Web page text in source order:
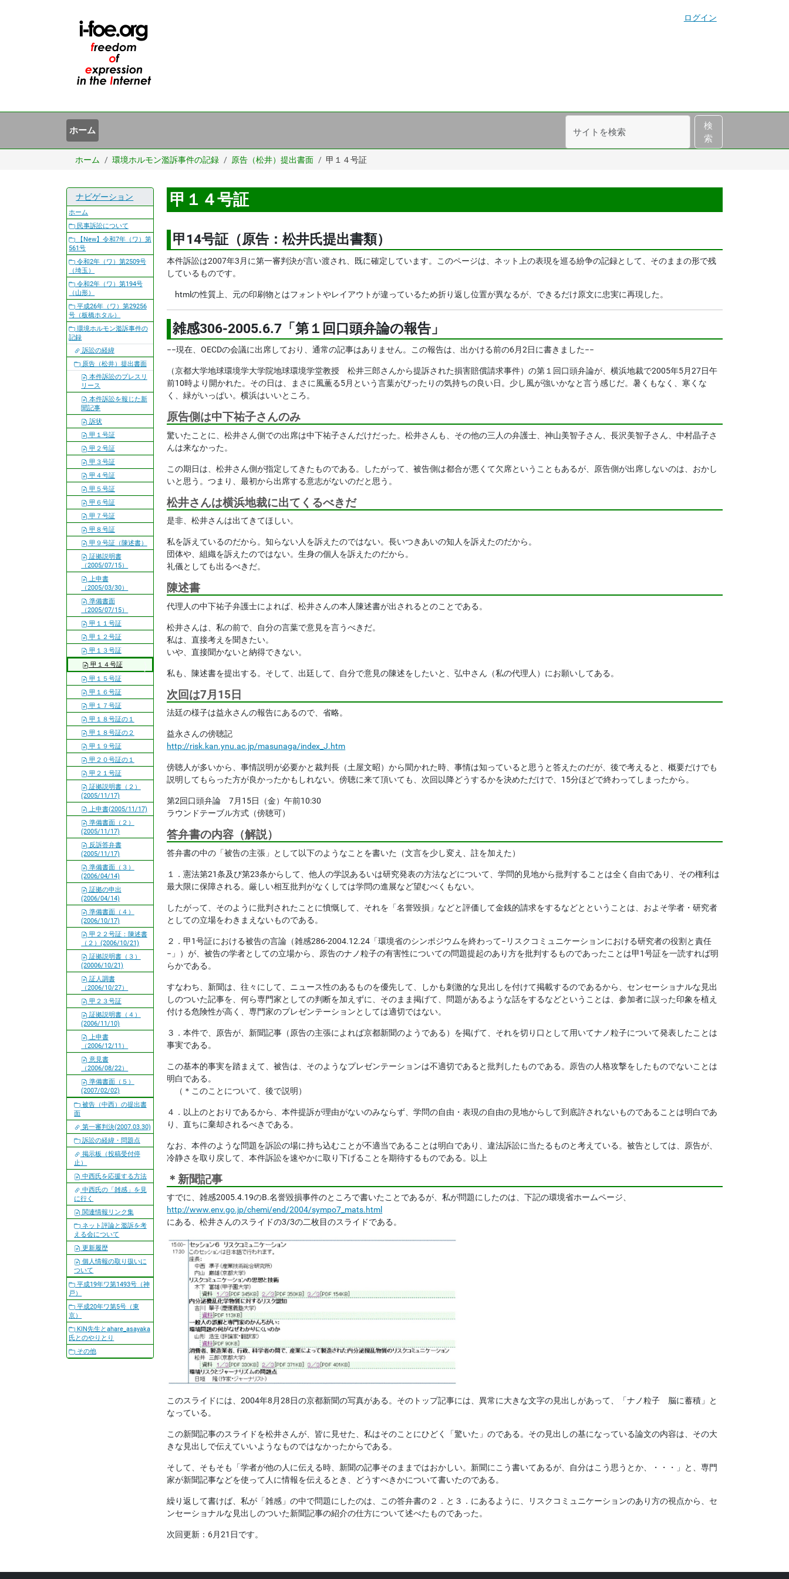
ログイン
ホーム
イ
ト
検
索
細
検
ホーム 環境ホルモン濫訴事件の記録 原告（松井）提出書面 甲１４号証
甲１４号証
甲14号証（原告：松井氏提出書類）
本件訴訟は2007年3月に第一審判決が言い渡され、既に確定しています。このページは、ネット上の表現を巡る紛争の記録として、そのままの形で残
しているものです。
htmlの性質上、元の印刷物とはフォントやレイアウトが違っているため折り返し位置が異なるが、できるだけ原文に忠実に再現した。
雑感306-2005.6.7「第１回口頭弁論の報告」
−−現在、OECDの会議に出席しており、通常の記事はありません。この報告は、出かける前の6月2日に書きました−−
（京都大学地球環境学大学院地球環境学堂教授 松井三郎さんから提訴された損害賠償請求事件）の第１回口頭弁論が、横浜地裁で2005年5月27日午
前10時より開かれた。その日は、まさに風薫る5月という言葉がぴったりの気持ちの良い日。少し風が強いかなと言う感じだ。暑くもなく、寒くな
く、緑がいっぱい。横浜はいいところ。
原告側は中下祐子さんのみ
驚いたことに、松井さん側での出席は中下祐子さんだけだった。松井さんも、その他の三人の弁護士、神山美智子さん、長沢美智子さん、中村晶子さ
んは来なかった。
この期日は、松井さん側が指定してきたものである。したがって、被告側は都合が悪くて欠席ということもあるが、原告側が出席しないのは、おかし
いと思う。つまり、最初から出席する意志がないのだと思う。
松井さんは横浜地裁に出てくるべきだ
是非、松井さんは出てきてほしい。
私を訴えているのだから。知らない人を訴えたのではない。長いつきあいの知人を訴えたのだから。
団体や、組織を訴えたのではない。生身の個人を訴えたのだから。
礼儀としても出るべきだ。
陳述書
代理人の中下祐子弁護士によれば、松井さんの本人陳述書が出されるとのことである。
松井さんは、私の前で、自分の言葉で意見を言うべきだ。
私は、直接考えを聞きたい。
いや、直接聞かないと納得できない。
私も、陳述書を提出する。そして、出廷して、自分で意見の陳述をしたいと、弘中さん（私の代理人）にお願いしてある。
次回は7月15日
法廷の様子は益永さんの報告にあるので、省略。
益永さんの傍聴記
http://risk.kan.ynu.ac.jp/masunaga/index_J.htm
傍聴人が多いから、事情説明が必要かと裁判長（土屋文昭）から聞かれた時、事情は知っていると思うと答えたのだが、後で考えると、概要だけでも
説明してもらった方が良かったかもしれない。傍聴に来て頂いても、次回以降どうするかを決めただけで、15分ほどで終わってしまったから。
第2回口頭弁論 7月15日（金）午前10:30
ラウンドテーブル方式（傍聴可）
答弁書の内容（解説）
答弁書の中の「被告の主張」として以下のようなことを書いた（文言を少し変え、註を加えた）
１．憲法第21条及び第23条からして、他人の学説あるいは研究発表の方法などについて、学問的見地から批判することは全く自由であり、その権利は
最大限に保障される。厳しい相互批判がなくしては学問の進展など望むべくもない。
したがって、そのように批判されたことに憤慨して、それを「名誉毀損」などと評価して金銭的請求をするなどとということは、およそ学者・研究者
としての立場をわきまえないものである。
２．甲1号証における被告の言論（雑感286-2004.12.24「環境省のシンポジウムを終わって−リスクコミュニケーションにおける研究者の役割と責任
−」）が、被告の学者としての立場から、原告のナノ粒子の有害性についての問題提起のあり方を批判するものであったことは甲1号証を一読すれば明
らかである。
すなわち、新聞は、往々にして、ニュース性のあるものを優先して、しかも刺激的な見出しを付けて掲載するのであるから、センセーショナルな見出
しのついた記事を、何ら専門家としての判断を加えずに、そのまま掲げて、問題があるような話をするなどということは、参加者に誤った印象を植え
付ける危険性が高く、専門家のプレゼンテーションとしては適切ではない。
３．本件で、原告が、新聞記事（原告の主張によれば京都新聞のようである）を掲げて、それを切り口として用いてナノ粒子について発表したことは
事実である。
この基本的事実を踏まえて、被告は、そのようなプレゼンテーションは不適切であると批判したものである。原告の人格攻撃をしたものでないことは
明白である。
（＊このことについて、後で説明）
４．以上のとおりであるから、本件提訴が理由がないのみならず、学問の自由・表現の自由の見地からして到底許されないものであることは明白であ
り、直ちに棄却されるべきである。
なお、本件のような問題を訴訟の場に持ち込むことが不適当であることは明白であり、違法訴訟に当たるものと考えている。被告としては、原告が、
冷静さを取り戻して、本件訴訟を速やかに取り下げることを期待するものである。以上
＊新聞記事
すでに、雑感2005.4.19のB.名誉毀損事件のところで書いたことであるが、私が問題にしたのは、下記の環境省ホームページ、
http://www.env.go.jp/chemi/end/2004/sympo7_mats.html
にある、松井さんのスライドの3/3の二枚目のスライドである。
このスライドには、2004年8月28日の京都新聞の写真がある。そのトップ記事には、異常に大きな文字の見出しがあって、「ナノ粒子 脳に蓄積」と
なっている。
この新聞記事のスライドを松井さんが、皆に見せた、私はそのことにひどく「驚いた」のである。その見出しの基になっている論文の内容は、その大
きな見出しで伝えていいようなものではなかったからである。
そして、そもそも「学者が他の人に伝える時、新聞の記事そのままではおかしい。新聞にこう書いてあるが、自分はこう思うとか、・・・」と、専門
家が新聞記事などを使って人に情報を伝えるとき、どうすべきかについて書いたのである。
繰り返して書けば、私が「雑感」の中で問題にしたのは、この答弁書の２．と３．にあるように、リスクコミュニケーションのあり方の視点から、セ
ンセーショナルな見出しのついた新聞記事の紹介の仕方について述べたものであった。
次回更新：6月21日です。
ナビゲーション
ホーム
民事訴訟について
【New】令和7年（ワ）第
561号
令和2年（ワ）第2509号
（埼玉）
令和2年（ワ）第194号
（山形）
平成26年（ワ）第29256
号（板橋ホタル）
環境ホルモン濫訴事件の
記録
訴訟の経緯
原告（松井）提出書面
本件訴訟のプレスリ
リース
本件訴訟を報じた新
聞記事
訴状
甲１号証
甲２号証
甲３号証
甲４号証
甲５号証
甲６号証
甲７号証
甲８号証
甲９号証（陳述書）
証拠説明書
（2005/07/15）
上申書
（2005/03/30）
準備書面
（2005/07/15）
甲１１号証
甲１２号証
甲１３号証
甲１４号証
甲１５号証
甲１６号証
甲１７号証
甲１８号証の１
甲１８号証の２
甲１９号証
甲２０号証の１
甲２１号証
証拠説明書（２）
(2005/11/17)
上申書(2005/11/17)
準備書面（２）
(2005/11/17)
反訴答弁書
(2005/11/17)
準備書面（３）
(2006/04/14)
証拠の申出
(2006/04/14)
準備書面（４）
(2006/10/17)
甲２２号証：陳述書
（２）(2006/10/21)
証拠説明書（３）
(20006/10/21)
証人調書
（2006/10/27）
甲２３号証
証拠説明書（４）
(2006/11/10)
上申書
（2006/12/11）
意見書
（2006/08/22）
準備書面（５）
(2007/02/02)
被告（中西）の提出書
面
第一審判決(2007.03.30)
訴訟の経緯・問題点
掲示板（投稿受付停
止）
中西氏を応援する方法
中西氏の「雑感」を見
に行く
関連情報リンク集
ネット評論と濫訴を考
える会について
更新履歴
個人情報の取り扱いに
ついて
平成19年ワ第1493号（神
戸）
平成20年ワ第5号（東
京）
KIN先生とahare_asayaka
氏とのやりとり
その他